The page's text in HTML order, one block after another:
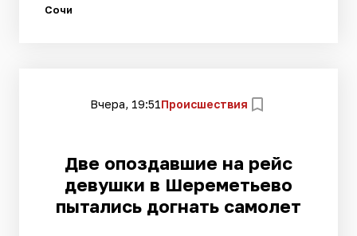
Сочи
Вчера, 19:51Происшествия
Две опоздавшие на рейс
девушки в Шереметьево
пытались догнать самолет